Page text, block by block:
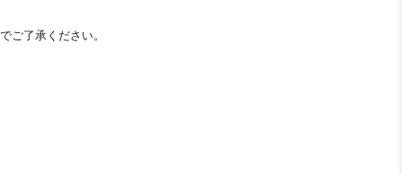
ご了承ください。